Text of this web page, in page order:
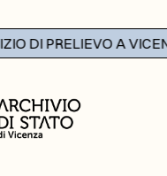
DI PRELIEVO A VICENZA